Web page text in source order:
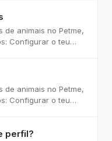
de animais no Petme,
Configurar o teu
de animais no Petme,
Configurar o teu
perfil?